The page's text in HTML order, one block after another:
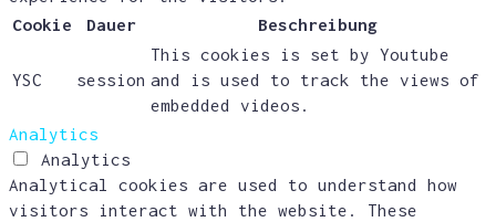
Cookie
Dauer Beschreibung
YSC session
This cookies is set by Youtube
and is used to track the views of
embedded videos.
Analytics
Analytics
Analytical cookies are used to understand how
visitors interact with the website. These